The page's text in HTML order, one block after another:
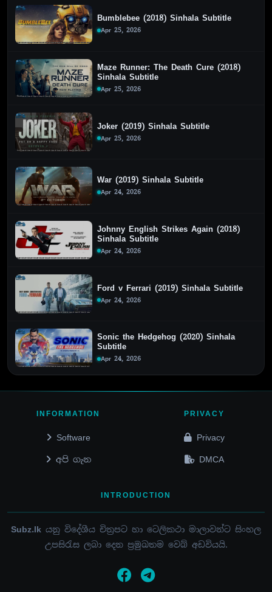
Bumblebee (2018) Sinhala Subtitle
Apr 25, 2026
Maze Runner: The Death Cure (2018)
Sinhala Subtitle
Apr 25, 2026
Joker (2019) Sinhala Subtitle
Apr 25, 2026
War (2019) Sinhala Subtitle
Apr 24, 2026
Johnny English Strikes Again (2018)
Sinhala Subtitle
Apr 24, 2026
Ford v Ferrari (2019) Sinhala Subtitle
Apr 24, 2026
Sonic the Hedgehog (2020) Sinhala
Subtitle
Apr 24, 2026
INFORMATION
Software
අපි ගැන
PRIVACY
Privacy
DMCA
INTRODUCTION
Subz.lk යනු විදේශීය චිත්‍රපට හා ටෙලිකථා මාලාවන්ට සිංහල
උපසිරැස ලබා දෙන ප්‍රමුඛතම වෙබ් අඩවියයි.